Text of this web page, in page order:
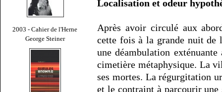
2003 - Cahier de l'Herne
George Steiner
Localisation et odeur
Après avoir circulé aux
cette fois à la grande nuit de
une déambulation
cimetière métaphysique. La
ses mortes. La régurgitation
et le contraint à parcourir